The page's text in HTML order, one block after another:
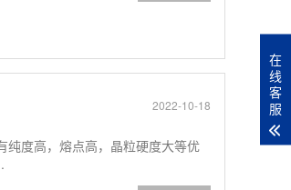
2022-10-18
纯度高，熔点高，晶粒硬度大等优
在
线
客
服